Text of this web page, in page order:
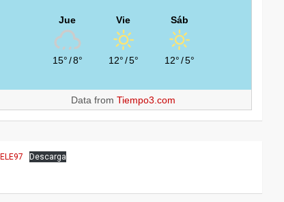
Jue
15°/8°
Vie
12°/5°
Sáb
12°/5°
Data fromTiempo3.com
Descarga